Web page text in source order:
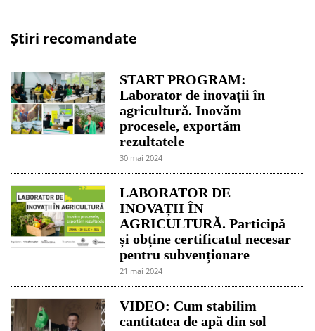
Știri recomandate
START PROGRAM:
Laborator de inovații în
agricultură. Inovăm
procesele, exportăm
rezultatele
30 mai 2024
LABORATOR DE
INOVAȚII ÎN
AGRICULTURĂ. Participă
și obține certificatul necesar
pentru subvenționare
21 mai 2024
VIDEO: Cum stabilim
cantitatea de apă din sol